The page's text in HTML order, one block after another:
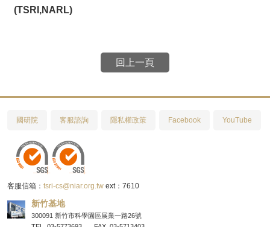
(TSRI,NARL)
回上一頁
國研院 客服諮詢 隱私權政策 Facebook YouTube
客服信箱： tsri-cs@niar.org.tw ext：7610
新竹基地
300091 新竹市科學園區展業一路26號